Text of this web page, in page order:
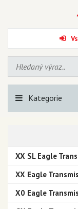
Kategorie
XX SL Eagle
XX Eagle
X0 Eagle